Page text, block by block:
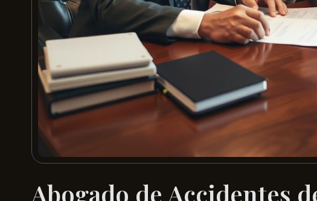
Abogado de Accidentes